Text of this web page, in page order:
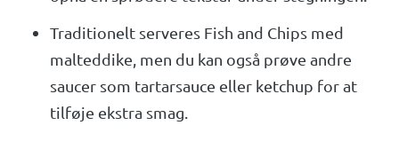
Traditionelt serveres Fish and Chips med
malteddike, men du kan også prøve andre
saucer som tartarsauce eller ketchup for at
tilføje ekstra smag.